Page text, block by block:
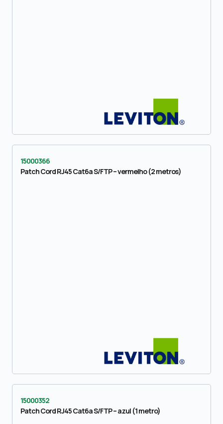
15000366
Patch Cord RJ45 Cat6a S/FTP – vermelho (2 metros)
15000352
Patch Cord RJ45 Cat6a S/FTP – azul (1 metro)